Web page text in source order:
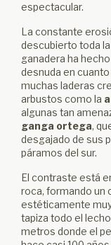
espectacular.
La constante
descubierto toda
ganadera ha
desnuda en
muchas laderas
arbustos como la
algunas tan
ganga ortega,
desgajado de sus
páramos del sur.
El contraste está
roca, formando un
estéticamente
tapiza todo el
metros donde el